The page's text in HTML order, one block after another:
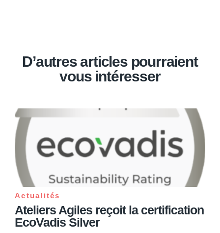
D’autres articles pourraient
vous intéresser
Actualités
Ateliers Agiles reçoit la certification
EcoVadis Silver